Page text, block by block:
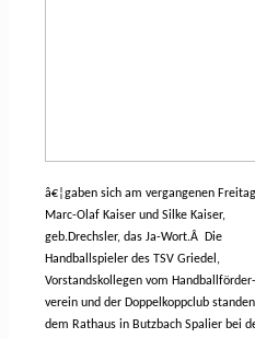
â€¦gaben sich am vergangenen Freitag
Marc-Olaf Kaiser und Silke Kaiser,
geb.Drechsler, das Ja-Wort.Â
Die
Handballspieler des TSV Griedel,
Vorstandskollegen vom Handballförder-
verein und der Doppelkoppclub
dem Rathaus in Butzbach Spalier bei